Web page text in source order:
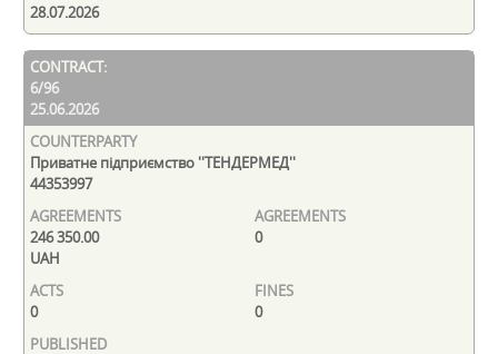
28.07.2026
6/96
25.06.2026
Приватне підприємство ''ТЕНДЕРМЕД''
44353997
246 350.00
UAH
0
0 0